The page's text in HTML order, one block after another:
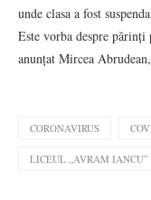
unde clasa a fost
Este vorba despre
anunțat Mircea
CORONAVIRUS
LICEUL „AVRAM IANCU”